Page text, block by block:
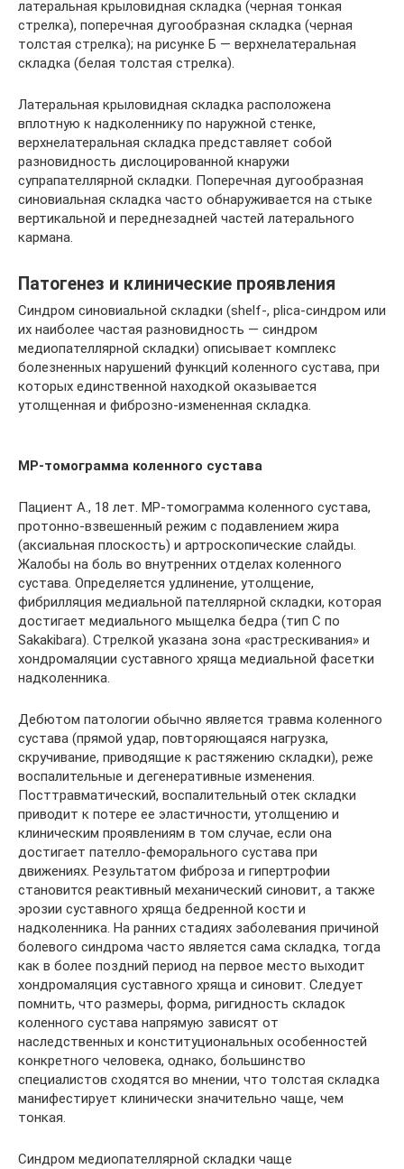
латеральная крыловидная складка (черная тонкая
стрелка), поперечная дугообразная складка (черная
толстая стрелка); на рисунке Б — верхнелатеральная
складка (белая толстая стрелка).
Латеральная крыловидная складка расположена
вплотную к надколеннику по наружной стенке,
верхнелатеральная складка представляет собой
разновидность дислоцированной кнаружи
супрапателлярной складки. Поперечная дугообразная
синовиальная складка часто обнаруживается на стыке
вертикальной и переднезадней частей латерального
кармана.
Патогенез и клинические проявления
Синдром синовиальной складки (shelf-, plica-синдром или
их наиболее частая разновидность — синдром
медиопателлярной складки) описывает комплекс
болезненных нарушений функций коленного сустава, при
которых единственной находкой оказывается
утолщенная и фиброзно-измененная складка.
МР-томограмма коленного сустава
Пациент А., 18 лет. МР-томограмма коленного сустава,
протонно-взвешенный режим с подавлением жира
(аксиальная плоскость) и артроскопические слайды.
Жалобы на боль во внутренних отделах коленного
сустава. Определяется удлинение, утолщение,
фибрилляция медиальной пателлярной складки, которая
достигает медиального мыщелка бедра (тип С по
Sakakibara). Стрелкой указана зона «растрескивания» и
хондромаляции суставного хряща медиальной фасетки
надколенника.
Дебютом патологии обычно является травма коленного
сустава (прямой удар, повторяющаяся нагрузка,
скручивание, приводящие к растяжению складки), реже
воспалительные и дегенеративные изменения.
Посттравматический, воспалительный отек складки
приводит к потере ее эластичности, утолщению и
клиническим проявлениям в том случае, если она
достигает пателло-феморального сустава при
движениях. Результатом фиброза и гипертрофии
становится реактивный механический синовит, а также
эрозии суставного хряща бедренной кости и
надколенника. На ранних стадиях заболевания причиной
болевого синдрома часто является сама складка, тогда
как в более поздний период на первое место выходит
хондромаляция суставного хряща и синовит. Следует
помнить, что размеры, форма, ригидность складок
коленного сустава напрямую зависят от
наследственных и конституциональных особенностей
конкретного человека, однако, большинство
специалистов сходятся во мнении, что толстая складка
манифестирует клинически значительно чаще, чем
тонкая.
Синдром медиопателлярной складки чаще